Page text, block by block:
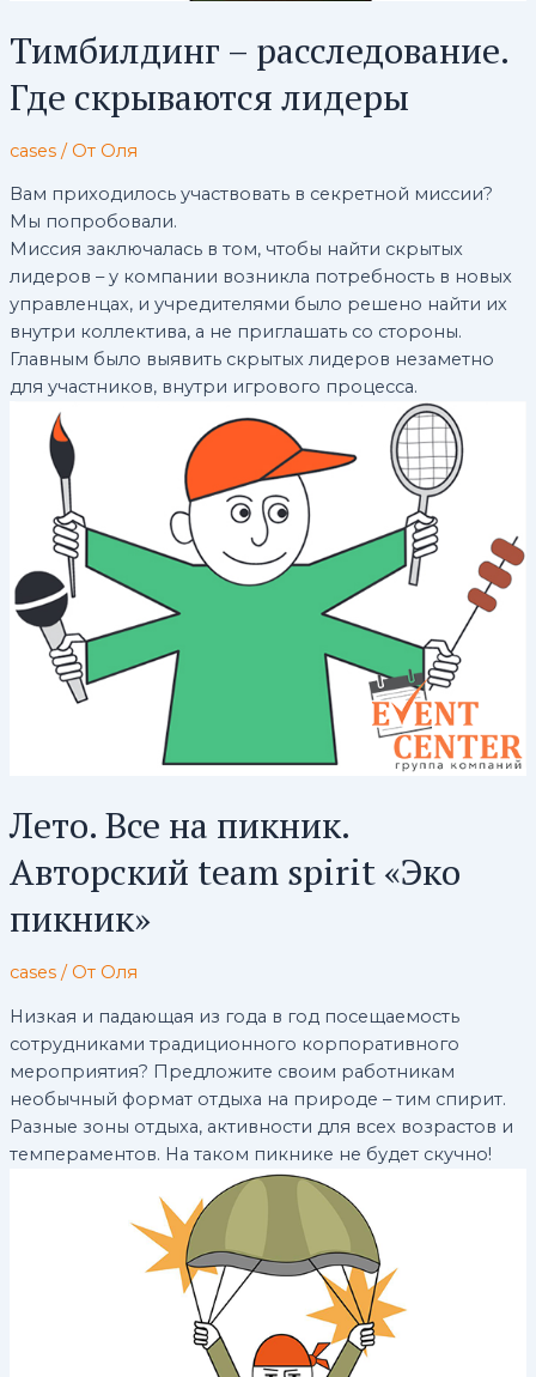
Тимбилдинг – расследование.
Где скрываются лидеры
cases/ От Оля
Вам приходилось участвовать в секретной миссии?
Мы попробовали.
Миссия заключалась в том, чтобы найти скрытых
лидеров – у компании возникла потребность в новых
управленцах, и учредителями было решено найти их
внутри коллектива, а не приглашать со стороны.
Главным было выявить скрытых лидеров незаметно
для участников, внутри игрового процесса.
Лето. Все на пикник.
Авторский team spirit «Эко
пикник»
cases/ От Оля
Низкая и падающая из года в год посещаемость
сотрудниками традиционного корпоративного
мероприятия? Предложите своим работникам
необычный формат отдыха на природе – тим спирит.
Разные зоны отдыха, активности для всех возрастов и
темпераментов. На таком пикнике не будет скучно!